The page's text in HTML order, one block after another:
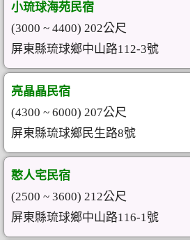
小琉球海苑民宿
(3000 ~ 4400) 202公尺
屏東縣琉球鄉中山路112-3號
亮晶晶民宿
(4300 ~ 6000) 207公尺
屏東縣琉球鄉民生路8號
憨人宅民宿
(2500 ~ 3600) 212公尺
屏東縣琉球鄉中山路116-1號